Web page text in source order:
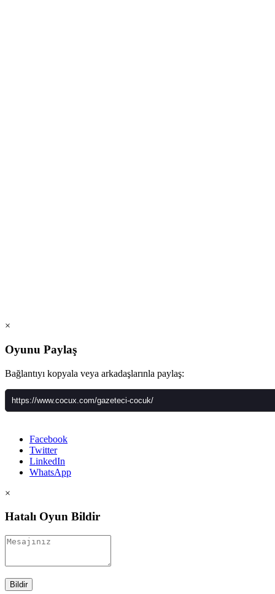
×
Oyunu Paylaş
Bağlantıyı kopyala veya arkadaşlarınla paylaş:
Facebook
Twitter
LinkedIn
WhatsApp
×
Hatalı Oyun Bildir
Bildir